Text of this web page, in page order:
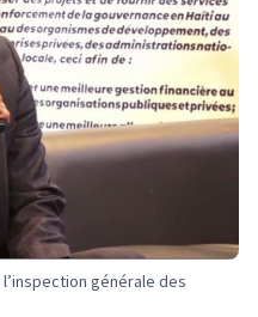
générale des